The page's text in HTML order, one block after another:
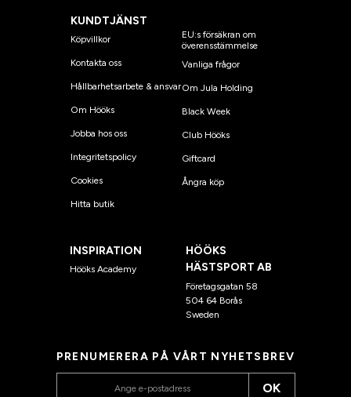
KUNDTJÄNST
Köpvillkor
Kontakta oss
Hållbarhetsarbete & ansvar
Om Hööks
Jobba hos oss
Integritetspolicy
Cookies
Hitta butik
EU:s försäkran om
överensstämmelse
Vanliga frågor
Om Jula Holding
Black Week
Club Hööks
Giftcard
Ångra köp
INSPIRATION
Hööks Academy
HÖÖKS
HÄSTSPORT AB
Företagsgatan 58
504 64 Borås
Sweden
PRENUMERERA PÅ VÅRT NYHETSBREV
OK